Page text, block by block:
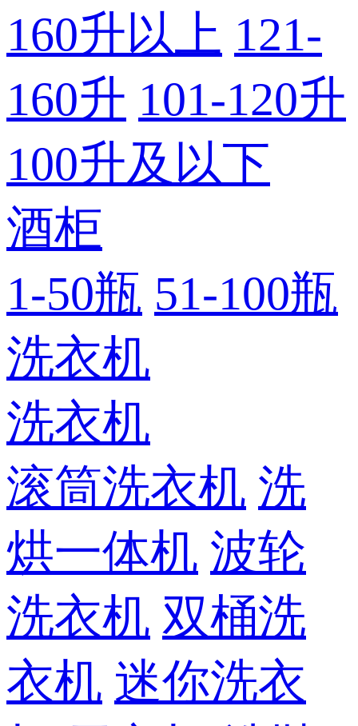
160升以上 121-
160升 101-120升
100升及以下
酒柜
1-50瓶 51-100瓶
洗衣机
洗衣机
滚筒洗衣机 洗
烘一体机 波轮
洗衣机 双桶洗
衣机 迷你洗衣